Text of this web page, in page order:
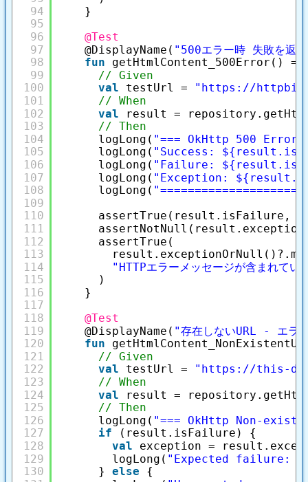
94
95
96
97
98
99
100
101
102
103
104
105
106
107
108
109
110
111
112
113
114
115
116
117
118
119
120
121
122
123
124
125
126
127
128
129
130
}
@Test
@DisplayName( "500エラー時 失敗を返
fun
getHtmlContent_500Error() =
// Given
val
testUrl = " https://
// When
val
result =
// Then
logLong( "=== OkHttp 500 Error
logLong( "Success:
logLong( "Failure:
logLong( "Exception:
logLong(
assertTrue(result.isFailure,
assertTrue(
"HTTPエラーメッセージが含まれてい
)
}
@Test
@DisplayName( "存在しないURL - エラ
fun
// Given
val
testUrl = " https://this-
// When
val
result =
// Then
logLong( "=== OkHttp Non-
if
(result.isFailure) {
val
exception =
logLong( "Expected failure:
} else
{